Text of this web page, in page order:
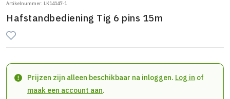
Artikelnummer: LK14147-1
Hafstandbediening Tig 6 pins 15m
Prijzen zijn alleen beschikbaar na inloggen. Log in of
maak een account aan.